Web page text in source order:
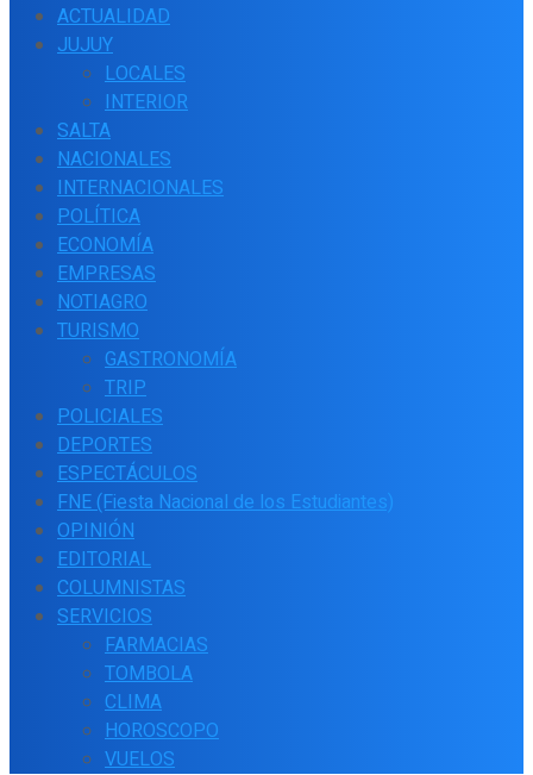
ACTUALIDAD
JUJUY
LOCALES
INTERIOR
SALTA
NACIONALES
INTERNACIONALES
POLÍTICA
ECONOMÍA
EMPRESAS
NOTIAGRO
TURISMO
GASTRONOMÍA
TRIP
POLICIALES
DEPORTES
ESPECTÁCULOS
FNE (Fiesta Nacional de los Estudiantes)
OPINIÓN
EDITORIAL
COLUMNISTAS
SERVICIOS
FARMACIAS
TOMBOLA
CLIMA
HOROSCOPO
VUELOS